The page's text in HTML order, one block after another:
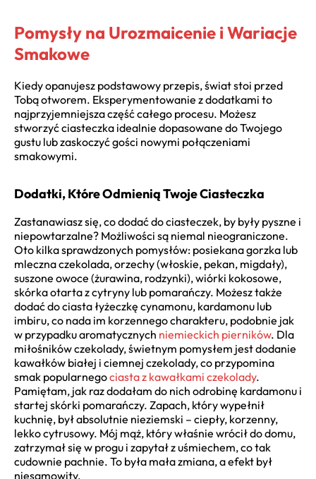
Pomysły na Urozmaicenie i Wariacje
Smakowe
Kiedy opanujesz podstawowy przepis, świat stoi przed
Tobą otworem. Eksperymentowanie z dodatkami to
najprzyjemniejsza część całego procesu. Możesz
stworzyć ciasteczka idealnie dopasowane do Twojego
gustu lub zaskoczyć gości nowymi połączeniami
smakowymi.
Dodatki, Które Odmienią Twoje Ciasteczka
Zastanawiasz się, co dodać do ciasteczek, by były pyszne i
niepowtarzalne? Możliwości są niemal nieograniczone.
Oto kilka sprawdzonych pomysłów: posiekana gorzka lub
mleczna czekolada, orzechy (włoskie, pekan, migdały),
suszone owoce (żurawina, rodzynki), wiórki kokosowe,
skórka otarta z cytryny lub pomarańczy. Możesz także
dodać do ciasta łyżeczkę cynamonu, kardamonu lub
imbiru, co nada im korzennego charakteru, podobnie jak
w przypadku aromatycznych niemieckich pierników. Dla
miłośników czekolady, świetnym pomysłem jest dodanie
kawałków białej i ciemnej czekolady, co przypomina
smak popularnegociasta z kawałkami czekolady.
Pamiętam, jak raz dodałam do nich odrobinę kardamonu i
startej skórki pomarańczy. Zapach, który wypełnił
kuchnię, był absolutnie nieziemski – ciepły, korzenny,
lekko cytrusowy. Mój mąż, który właśnie wrócił do domu,
zatrzymał się w progu i zapytał z uśmiechem, co tak
cudownie pachnie. To była mała zmiana, a efekt był
niesamowity.